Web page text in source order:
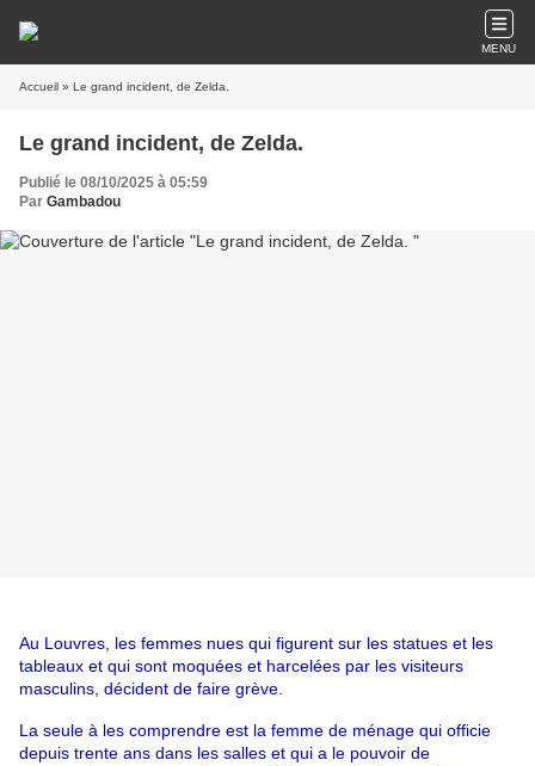
MENU
Accueil » Le grand incident, de Zelda.
Le grand incident, de Zelda.
Publié le 08/10/2025 à 05:59
Par Gambadou
Au Louvres, les femmes nues qui figurent sur les statues et les
tableaux et qui sont moquées et harcelées par les visiteurs
masculins, décident de faire grève.
La seule à les comprendre est la femme de ménage qui officie
depuis trente ans dans les salles et qui a le pouvoir de